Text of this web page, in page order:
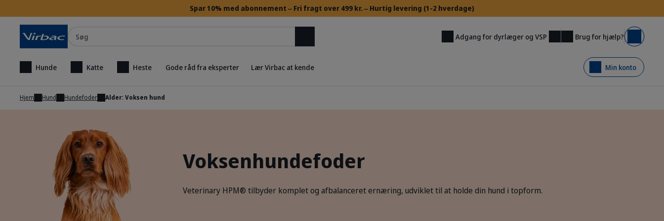
Spar 10% med abonnement ‒ ​Fri fragt over 499 kr. ‒ Hurtig levering (1-2 hverdage)
Adgang for dyrlæger og VSP Brug for hjælp? Kurv
Hunde Katte Heste Gode råd fra eksperter Lær Virbac at kende Min konto
Hjem Hund Hundefoder Alder: Voksen hund
Voksenhundefoder
Veterinary HPM® tilbyder komplet og afbalanceret ernæring, udviklet til at holde din hund i topform.